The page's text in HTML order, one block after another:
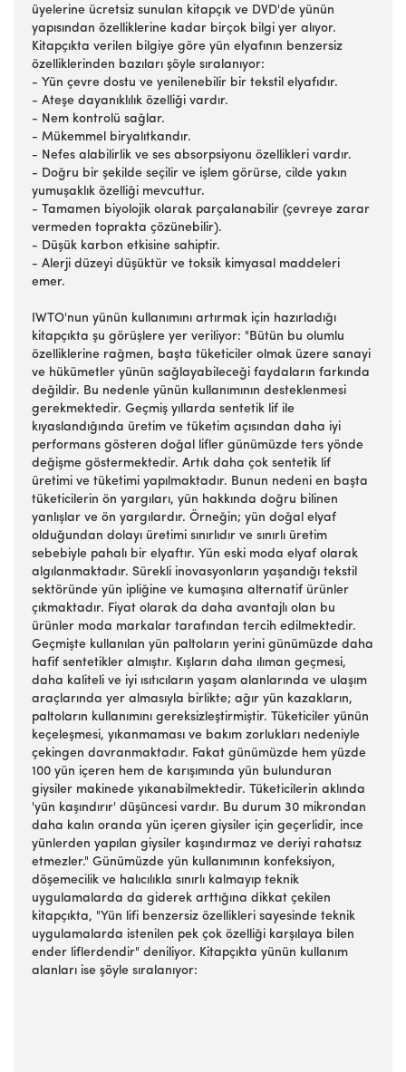
üyelerine ücretsiz sunulan kitapçık ve DVD'de yünün
yapısından özelliklerine kadar birçok bilgi yer alıyor.
Kitapçıkta verilen bilgiye göre yün elyafının benzersiz
özelliklerinden bazıları şöyle sıralanıyor:
- Yün çevre dostu ve yenilenebilir bir tekstil elyafıdır.
- Ateşe dayanıklılık özelliği vardır.
- Nem kontrolü sağlar.
- Mükemmel biryalıtkandır.
- Nefes alabilirlik ve ses absorpsiyonu özellikleri vardır.
- Doğru bir şekilde seçilir ve işlem görürse, cilde yakın
yumuşaklık özelliği mevcuttur.
- Tamamen biyolojik olarak parçalanabilir (çevreye zarar
vermeden toprakta çözünebilir).
- Düşük karbon etkisine sahiptir.
- Alerji düzeyi düşüktür ve toksik kimyasal maddeleri
emer.
IWTO'nun yünün kullanımını artırmak için hazırladığı
kitapçıkta şu görüşlere yer veriliyor: "Bütün bu olumlu
özelliklerine rağmen, başta tüketiciler olmak üzere sanayi
ve hükümetler yünün sağlayabileceği faydaların farkında
değildir. Bu nedenle yünün kullanımının desteklenmesi
gerekmektedir. Geçmiş yıllarda sentetik lif ile
kıyaslandığında üretim ve tüketim açısından daha iyi
performans gösteren doğal lifler günümüzde ters yönde
değişme göstermektedir. Artık daha çok sentetik lif
üretimi ve tüketimi yapılmaktadır. Bunun nedeni en başta
tüketicilerin ön yargıları, yün hakkında doğru bilinen
yanlışlar ve ön yargılardır. Örneğin; yün doğal elyaf
olduğundan dolayı üretimi sınırlıdır ve sınırlı üretim
sebebiyle pahalı bir elyaftır. Yün eski moda elyaf olarak
algılanmaktadır. Sürekli inovasyonların yaşandığı tekstil
sektöründe yün ipliğine ve kumaşına alternatif ürünler
çıkmaktadır. Fiyat olarak da daha avantajlı olan bu
ürünler moda markalar tarafından tercih edilmektedir.
Geçmişte kullanılan yün paltoların yerini günümüzde daha
hafif sentetikler almıştır. Kışların daha ılıman geçmesi,
daha kaliteli ve iyi ısıtıcıların yaşam alanlarında ve ulaşım
araçlarında yer almasıyla birlikte; ağır yün kazakların,
paltoların kullanımını gereksizleştirmiştir. Tüketiciler yünün
keçeleşmesi, yıkanmaması ve bakım zorlukları nedeniyle
çekingen davranmaktadır. Fakat günümüzde hem yüzde
100 yün içeren hem de karışımında yün bulunduran
giysiler makinede yıkanabilmektedir. Tüketicilerin aklında
'yün kaşındırır' düşüncesi vardır. Bu durum 30 mikrondan
daha kalın oranda yün içeren giysiler için geçerlidir, ince
yünlerden yapılan giysiler kaşındırmaz ve deriyi rahatsız
etmezler." Günümüzde yün kullanımının konfeksiyon,
döşemecilik ve halıcılıkla sınırlı kalmayıp teknik
uygulamalarda da giderek arttığına dikkat çekilen
kitapçıkta, "Yün lifi benzersiz özellikleri sayesinde teknik
uygulamalarda istenilen pek çok özelliği karşılaya bilen
ender liflerdendir" deniliyor. Kitapçıkta yünün kullanım
alanları ise şöyle sıralanıyor: